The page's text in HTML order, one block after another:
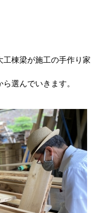
棟梁が施工の手作り家
選んでいきます。